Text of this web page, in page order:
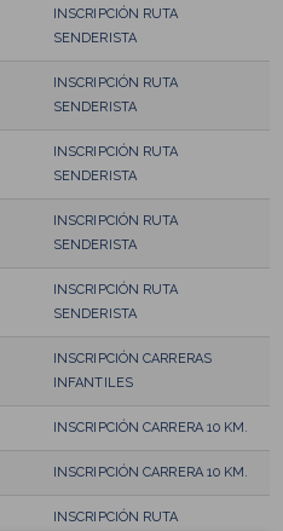
INSCRIPCIÓN RUTA
SENDERISTA
INSCRIPCIÓN RUTA
SENDERISTA
INSCRIPCIÓN RUTA
SENDERISTA
INSCRIPCIÓN RUTA
SENDERISTA
INSCRIPCIÓN RUTA
SENDERISTA
INSCRIPCIÓN CARRERAS
INFANTILES
INSCRIPCIÓN CARRERA 10 KM.
INSCRIPCIÓN CARRERA 10 KM.
INSCRIPCIÓN RUTA